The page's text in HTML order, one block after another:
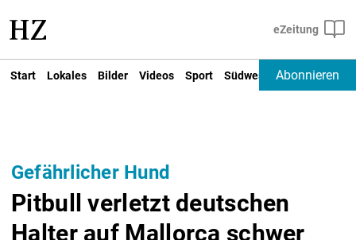
Start Lokales Bilder Videos Sport Südwest Deutschland
Abonnieren
Gefährlicher Hund
Pitbull verletzt deutschen
Halter auf Mallorca schwer